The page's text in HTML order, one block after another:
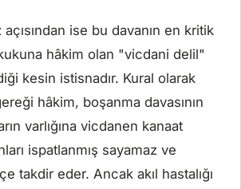
ise bu davanın en kritik
hâkim olan "vicdani delil"
kesin istisnadır. Kural olarak
hâkim, boşanma davasının
varlığına vicdanen kanaat
ispatlanmış sayamaz ve
takdir eder. Ancak akıl hastalığı